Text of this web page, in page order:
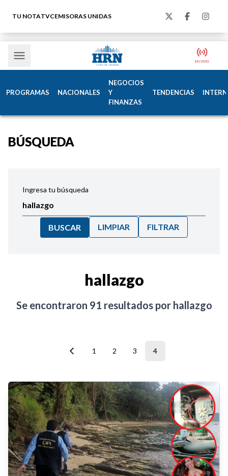
TU NOTATVCEMISORAS UNIDAS
PROGRAMAS NACIONALES
NEGOCIOS
Y
FINANZAS
TENDENCIAS
BÚSQUEDA
Ingresa tu búsqueda
BUSCAR LIMPIAR FILTRAR
hallazgo
Se encontraron 91 resultados por hallazgo
1 2 3 4